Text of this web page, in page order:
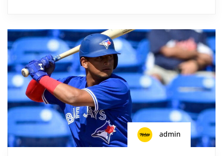
admin